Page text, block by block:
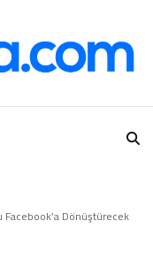
Dönüştürecek